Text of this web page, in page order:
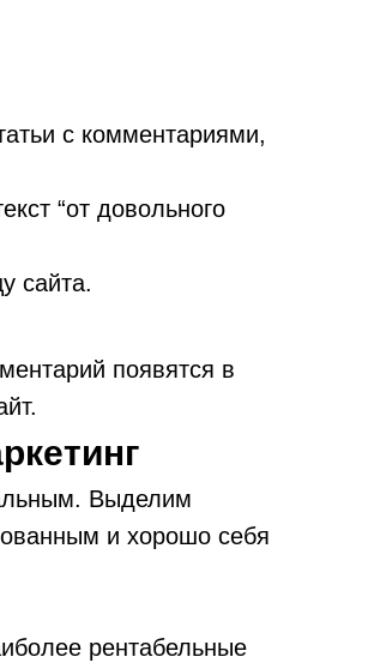
с комментариями,
“от довольного
сайта.
появятся в
Выделим
и хорошо себя
рентабельные